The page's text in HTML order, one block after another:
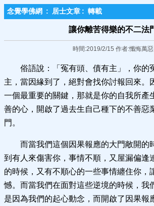
念覺學佛網 : 居士文章 : 轉載
讓你離苦得樂的不二法
時間:2019/2/15 作者:懺悔萬惡
俗語說：「冤有頭、債有主」，你的
主，當因緣到了，絕對會找你討報回來。
一個最重要的關鍵，那就是你的自我所產
善的心，開啟了過去生自己種下的不善惡
門。
而當我們這個因果報應的大門敞開的
到有人來傷害你，事情不順，又屋漏偏逢
的時候，又有不順心的一些事情纏住你，
憾。而當我們在面對這些逆境的時候，我
是因為我們的起心動念，而開啟了因果報